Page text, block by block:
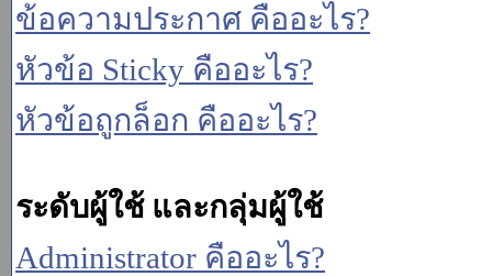
ข้อความประกาศ คืออะไร?
หัวข้อ Sticky คืออะไร?
หัวข้อถูกล็อก คืออะไร?
ระดับผู้ใช้ และกลุ่มผู้ใช้
Administrator คืออะไร?